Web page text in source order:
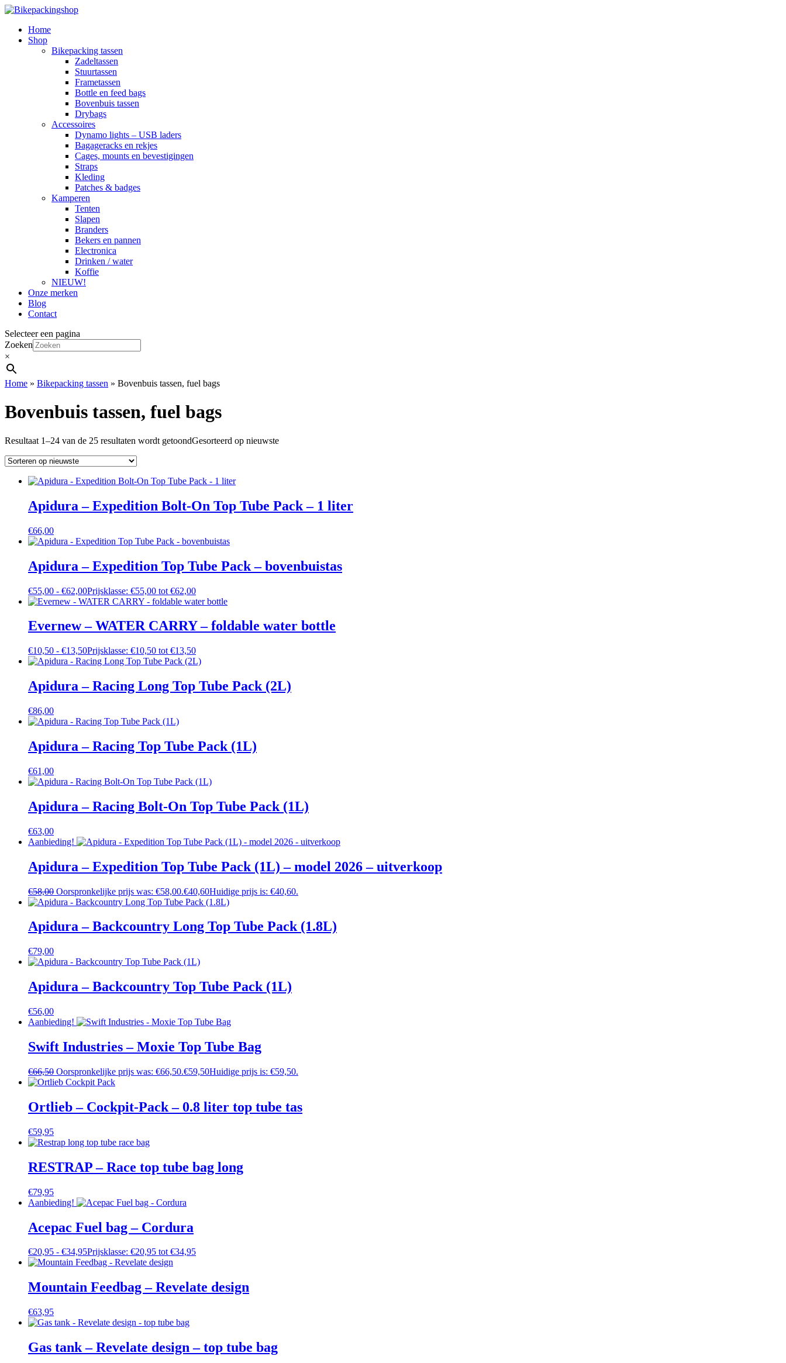
Home
Shop
Bikepacking tassen
Zadeltassen
Stuurtassen
Frametassen
Bottle en feed bags
Bovenbuis tassen
Drybags
Accessoires
Dynamo lights – USB laders
Bagageracks en rekjes
Cages, mounts en bevestigingen
Straps
Kleding
Patches & badges
Kamperen
Tenten
Slapen
Branders
Bekers en pannen
Electronica
Drinken / water
Koffie
NIEUW!
Onze merken
Blog
Contact
Selecteer een pagina
Zoeken
×
Home » Bikepacking tassen » Bovenbuis tassen, fuel bags
Bovenbuis tassen, fuel bags
Resultaat 1–24 van de 25 resultaten wordt getoondGesorteerd op nieuwste
Apidura – Expedition Bolt-On Top Tube Pack – 1 liter
€66,00
Apidura – Expedition Top Tube Pack – bovenbuistas
€55,00 - €62,00Prijsklasse: €55,00 tot €62,00
Evernew – WATER CARRY – foldable water bottle
€10,50 - €13,50Prijsklasse: €10,50 tot €13,50
Apidura – Racing Long Top Tube Pack (2L)
€86,00
Apidura – Racing Top Tube Pack (1L)
€61,00
Apidura – Racing Bolt-On Top Tube Pack (1L)
€63,00
Aanbieding!
Apidura – Expedition Top Tube Pack (1L) – model 2026 – uitverkoop
€58,00 Oorspronkelijke prijs was: €58,00.€40,60Huidige prijs is: €40,60.
Apidura – Backcountry Long Top Tube Pack (1.8L)
€79,00
Apidura – Backcountry Top Tube Pack (1L)
€56,00
Aanbieding!
Swift Industries – Moxie Top Tube Bag
€66,50 Oorspronkelijke prijs was: €66,50.€59,50Huidige prijs is: €59,50.
Ortlieb – Cockpit-Pack – 0.8 liter top tube tas
€59,95
RESTRAP – Race top tube bag long
€79,95
Aanbieding!
Acepac Fuel bag – Cordura
€20,95 - €34,95Prijsklasse: €20,95 tot €34,95
Mountain Feedbag – Revelate design
€63,95
Gas tank – Revelate design – top tube bag